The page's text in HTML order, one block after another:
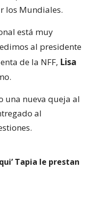
los Mundiales.
está muy
al presidente
de la NFF, Lisa
una nueva queja al
al
Tapia le prestan